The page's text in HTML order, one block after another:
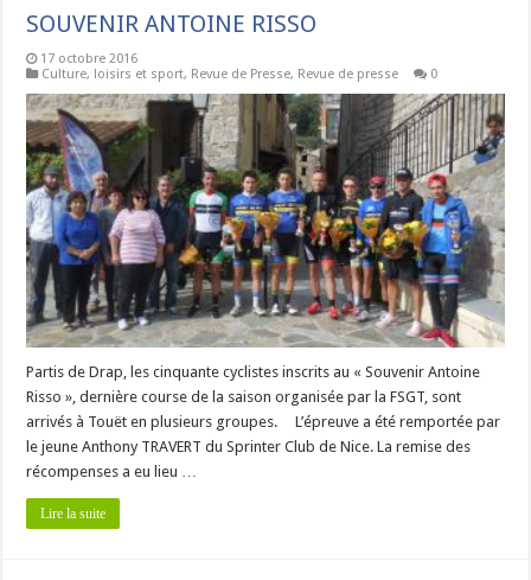
SOUVENIR ANTOINE RISSO
17 octobre 2016
Culture, loisirs et sport, Revue de Presse, Revue de presse 0
Partis de Drap, les cinquante cyclistes inscrits au « Souvenir Antoine
Risso », dernière course de la saison organisée par la FSGT, sont
arrivés à Touët en plusieurs groupes. L’épreuve a été remportée par
le jeune Anthony TRAVERT du Sprinter Club de Nice. La remise des
récompenses a eu lieu …
Lire la suite